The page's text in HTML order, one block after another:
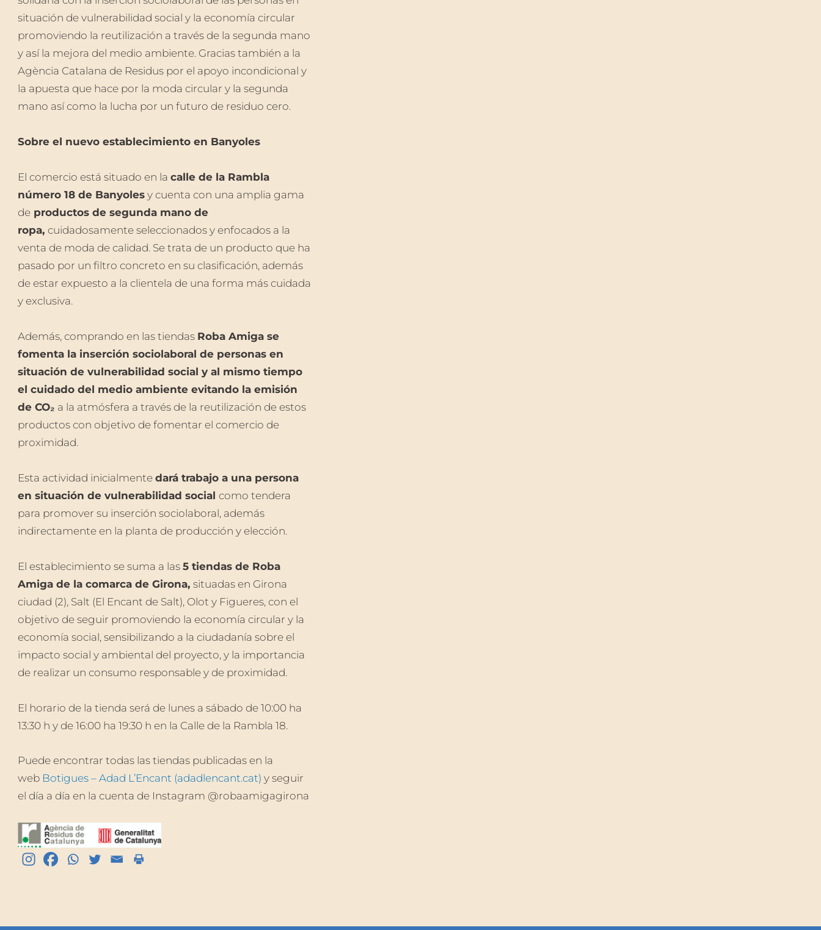
situación de vulnerabilidad social y la economía circular
promoviendo la reutilización a través de la segunda mano
y así la mejora del medio ambiente. Gracias también a la
Agència Catalana de Residus por el apoyo incondicional y
la apuesta que hace por la moda circular y la segunda
mano así como la lucha por un futuro de residuo cero.
Sobre el nuevo establecimiento en Banyoles
El comercio está situado en la calle de la Rambla
número 18 de Banyolesy cuenta con una amplia gama
deproductos de segunda mano de
ropa, cuidadosamente seleccionados y enfocados a la
venta de moda de calidad. Se trata de un producto que ha
pasado por un filtro concreto en su clasificación, además
de estar expuesto a la clientela de una forma más cuidada
y exclusiva.
Además, comprando en las tiendas Roba Amiga se
fomenta la inserción sociolaboral de personas en
situación de vulnerabilidad social y al mismo tiempo
el cuidado del medio ambiente evitando la emisión
de CO₂ a la atmósfera a través de la reutilización de estos
productos con objetivo de fomentar el comercio de
proximidad.
Esta actividad inicialmente dará trabajo a una persona
en situación de vulnerabilidad social como tendera
para promover su inserción sociolaboral, además
indirectamente en la planta de producción y elección.
El establecimiento se suma a las 5 tiendas de Roba
Amiga de la comarca de Girona, situadas en Girona
ciudad (2), Salt (El Encant de Salt), Olot y Figueres, con el
objetivo de seguir promoviendo la economía circular y la
economía social, sensibilizando a la ciudadanía sobre el
impacto social y ambiental del proyecto, y la importancia
de realizar un consumo responsable y de proximidad.
El horario de la tienda será de lunes a sábado de 10:00 ha
13:30 h y de 16:00 ha 19:30 h en la Calle de la Rambla 18.
Puede encontrar todas las tiendas publicadas en la
web Botigues – Adad L’Encant (adadlencant.cat) y seguir
el día a día en la cuenta de Instagram @robaamigagirona